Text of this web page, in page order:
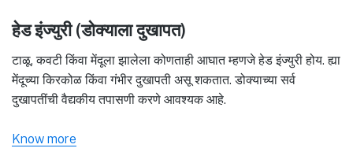
हेड इंज्युरी (डोक्याला दुखापत)
टाळू, कवटी किंवा मेंदूला झालेला कोणताही आघात म्हणजे हेड इंज्युरी होय. ह्या
मेंदूच्या किरकोळ किंवा गंभीर दुखापती असू शकतात. डोक्याच्या सर्व
दुखापतींची वैद्यकीय तपासणी करणे आवश्यक आहे.
Know more